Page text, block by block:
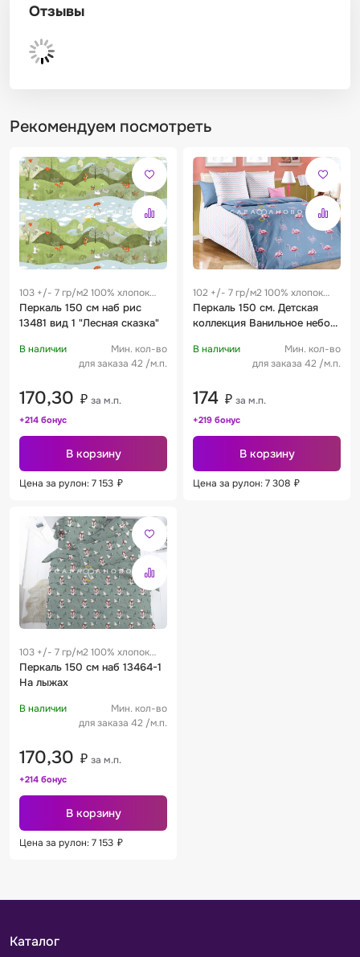
Отзывы
Рекомендуем посмотреть
103 +/- 7 гр/м2 100% хлопок
0.25 м
Перкаль 150 см наб рис
13481 вид 1 "Лесная сказка"
В наличии
Мин. кол-во
для заказа 42 /м.п.
170,30 ₽ за м.п.
+214 бонус
В корзину
Цена за рулон: 7 153 ₽
102 +/- 7 гр/м2 100% хлопок
0.23 м
Перкаль 150 см. Детская
коллекция Ванильное небо
В наличии
Мин. кол-во
для заказа 42 /м.п.
174 ₽ за м.п.
+219 бонус
В корзину
Цена за рулон: 7 308 ₽
103 +/- 7 гр/м2 100% хлопок
0.25 м
Перкаль 150 см наб 13464-1
На лыжах
В наличии
Мин. кол-во
для заказа 42 /м.п.
170,30 ₽ за м.п.
+214 бонус
В корзину
Цена за рулон: 7 153 ₽
Каталог